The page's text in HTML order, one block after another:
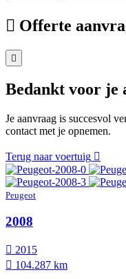
Offerte
Bedankt voor je
Je aanvraag is succesvol
contact met je opnemen.
Terug naar voertuig
Peugeot
2008
2015
104.287 km